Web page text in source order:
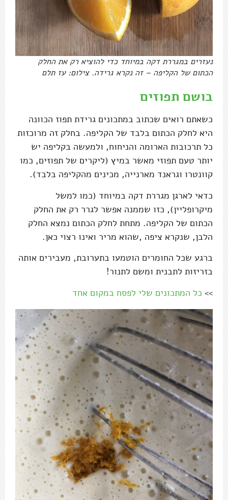
נעזרים במגררת דקה במיוחד כדי להוציא רק את החלק
הכתום של הקליפה – זה נקרא גרידה. צילום: עז תלם
בושם תפוזים
כשאתם רואים שכתוב במתכונים גרידת תפוז הכוונה
היא לחלק הכתום בלבד של הקליפה. בחלק זה מרוכזות
כל תרכובות הארומה והניחוח, ולמעשה בקליפה יש
יותר טעם תפוזי מאשר במיץ (ליקרים של תפוזים, כמו
קוונטרו וגראנד מארנייה, מכינים מהקליפה בלבד).
כדאי לארגן מגררת דקה במיוחד (כמו למשל
מיקרופליין), כזו שממנה אפשר לגרר רק את החלק
הכתום של הקליפה. מתחת לחלק הכתום נמצא החלק
הלבן, שנקרא ציפה ,שהוא מריר ואינו רצוי כאן.
ברגע שכל החומרים הוטמעו בתערובת, מעבירים אותה
בזריזות לתבנית ומשם לתנור!
>> כל המתכונים שלי לפסח במקום אחד